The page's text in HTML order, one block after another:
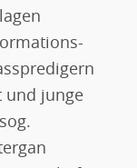
und junge